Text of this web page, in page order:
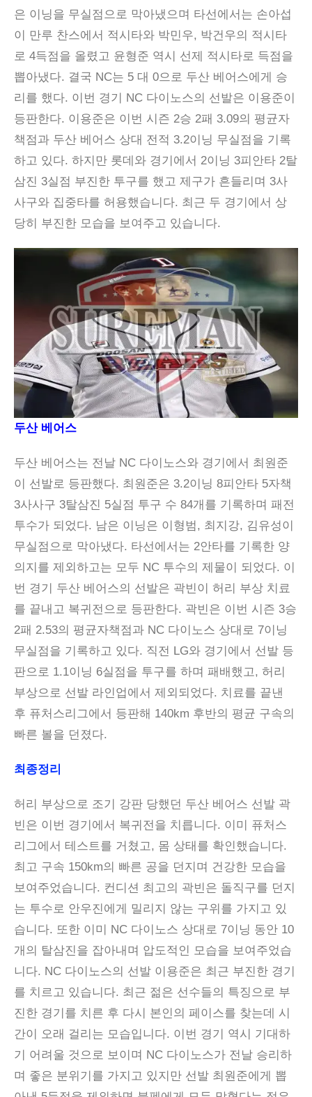
은 이닝을 무실점으로 막아냈으며 타선에서는 손아섭
이 만루 찬스에서 적시타와 박민우, 박건우의 적시타
로 4득점을 올렸고 윤형준 역시 선제 적시타로 득점을
뽑아냈다. 결국 NC는 5 대 0으로 두산 베어스에게 승
리를 했다. 이번 경기 NC 다이노스의 선발은 이용준이
등판한다. 이용준은 이번 시즌 2승 2패 3.09의 평균자
책점과 두산 베어스 상대 전적 3.2이닝 무실점을 기록
하고 있다. 하지만 롯데와 경기에서 2이닝 3피안타 2탈
삼진 3실점 부진한 투구를 했고 제구가 흔들리며 3사
사구와 집중타를 허용했습니다. 최근 두 경기에서 상
당히 부진한 모습을 보여주고 있습니다.
두산 베어스
두산 베어스는 전날 NC 다이노스와 경기에서 최원준
이 선발로 등판했다. 최원준은 3.2이닝 8피안타 5자책
3사사구 3탈삼진 5실점 투구 수 84개를 기록하며 패전
투수가 되었다. 남은 이닝은 이형범, 최지강, 김유성이
무실점으로 막아냈다. 타선에서는 2안타를 기록한 양
의지를 제외하고는 모두 NC 투수의 제물이 되었다. 이
번 경기 두산 베어스의 선발은 곽빈이 허리 부상 치료
를 끝내고 복귀전으로 등판한다. 곽빈은 이번 시즌 3승
2패 2.53의 평균자책점과 NC 다이노스 상대로 7이닝
무실점을 기록하고 있다. 직전 LG와 경기에서 선발 등
판으로 1.1이닝 6실점을 투구를 하며 패배했고, 허리
부상으로 선발 라인업에서 제외되었다. 치료를 끝낸
후 퓨처스리그에서 등판해 140km 후반의 평균 구속의
빠른 볼을 던졌다.
최종정리
허리 부상으로 조기 강판 당했던 두산 베어스 선발 곽
빈은 이번 경기에서 복귀전을 치릅니다. 이미 퓨처스
리그에서 테스트를 거쳤고, 몸 상태를 확인했습니다.
최고 구속 150km의 빠른 공을 던지며 건강한 모습을
보여주었습니다. 컨디션 최고의 곽빈은 돌직구를 던지
는 투수로 안우진에게 밀리지 않는 구위를 가지고 있
습니다. 또한 이미 NC 다이노스 상대로 7이닝 동안 10
개의 탈삼진을 잡아내며 압도적인 모습을 보여주었습
니다. NC 다이노스의 선발 이용준은 최근 부진한 경기
를 치르고 있습니다. 최근 젊은 선수들의 특징으로 부
진한 경기를 치른 후 다시 본인의 페이스를 찾는데 시
간이 오래 걸리는 모습입니다. 이번 경기 역시 기대하
기 어려울 것으로 보이며 NC 다이노스가 전날 승리하
며 좋은 분위기를 가지고 있지만 선발 최원준에게 뽑